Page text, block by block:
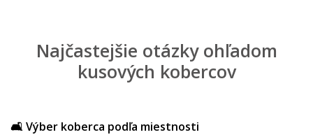
Najčastejšie otázky ohľadom
kusových kobercov
🛋️ Výber koberca podľa miestnosti